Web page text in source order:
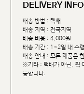
DELIVERY INFO
배송 방법 : 택배
배송 지역 : 전국지역
배송 비용 : 4,000원
배송 기간 : 1~2일 내 수
배송 안내 : 모든 제품은
※기타 : 택배가 아닌, 퀵
능합니다.